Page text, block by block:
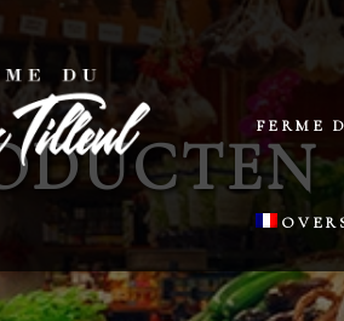
FERME
DE